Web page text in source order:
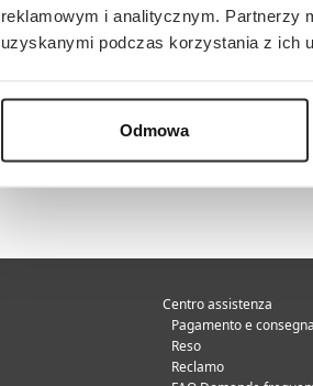
reklamowym i analitycznym. Partnerzy
uzyskanymi podczas korzystania z ich
Odmowa
Centro assistenza
Pagamento e consegna
Reso
Reclamo